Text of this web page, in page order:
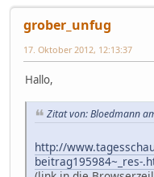
grober_unfug
17. Oktober 2012, 12:13:37
Hallo,
Zitat von: Bloedmann
http://
beitrag195984~_res-